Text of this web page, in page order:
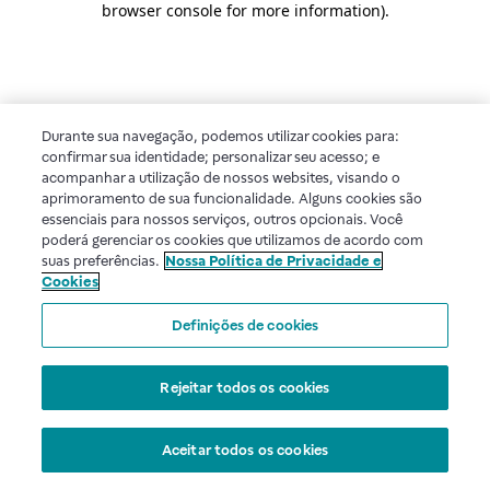
browser console for more information).
Durante sua navegação, podemos utilizar cookies para:
confirmar sua identidade; personalizar seu acesso; e
acompanhar a utilização de nossos websites, visando o
aprimoramento de sua funcionalidade. Alguns cookies são
essenciais para nossos serviços, outros opcionais. Você
poderá gerenciar os cookies que utilizamos de acordo com
suas preferências. Nossa Política de Privacidade e
Cookies
Definições de cookies
Rejeitar todos os cookies
Aceitar todos os cookies